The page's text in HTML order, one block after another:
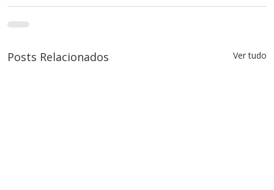
Posts Relacionados Ver tudo